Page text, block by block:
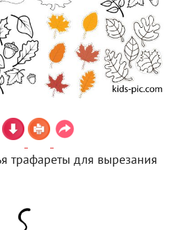
трафареты для вырезания